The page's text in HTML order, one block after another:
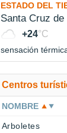
ESTADO DEL
Santa Cruz de
+24°C
sensación
Centros
NOMBRE
Arboletes